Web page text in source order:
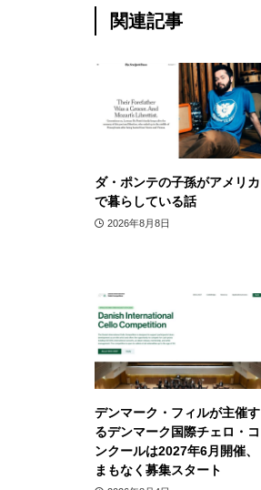
関連記事
ダ・ポンテの子孫がアメリカ
で暮らしている話
2026年8月8日
デンマーク・フィルが主催す
るデンマーク国際チェロ・コ
ンクールは2027年6月開催、
まもなく募集スタート